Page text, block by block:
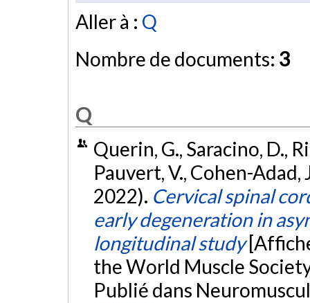
Aller à : Q
Nombre de documents: 3
Q
Querin, G., Saracino, D.,
Pauvert, V., Cohen-Adad,
2022). Cervical spinal
early degeneration in
longitudinal study
the World Muscle
Publié dans